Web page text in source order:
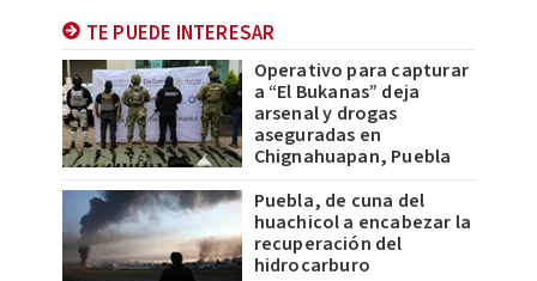
TE PUEDE INTERESAR
Operativo para capturar
a “El Bukanas” deja
arsenal y drogas
aseguradas en
Chignahuapan, Puebla
Puebla, de cuna del
huachicol a encabezar la
recuperación del
hidrocarburo